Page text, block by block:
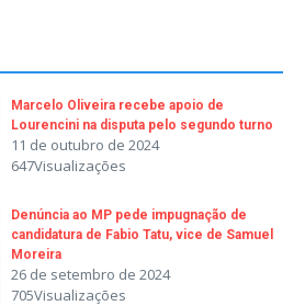
Marcelo Oliveira recebe apoio de
Lourencini na disputa pelo segundo turno
11 de outubro de 2024
647Visualizações
Denúncia ao MP pede impugnação de
candidatura de Fabio Tatu, vice de Samuel
Moreira
26 de setembro de 2024
705Visualizações